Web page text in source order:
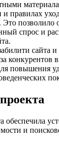
и правилах
Это позволило
спрос и
сайта и
конкурентов
повышения
обеспечила
и